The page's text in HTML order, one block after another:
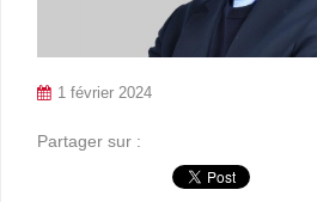
1 février 2024
Partager sur :